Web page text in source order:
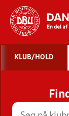
KLUB/HOLD